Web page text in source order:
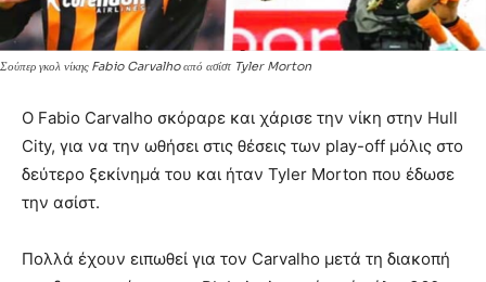
Σούπερ γκολ νίκης Fabio Carvalho από ασίστ Tyler Morton
Ο Fabio Carvalho σκόραρε και χάρισε την νίκη στην Hull
City, για να την ωθήσει στις θέσεις των play-off μόλις στο
δεύτερο ξεκίνημά του και ήταν Tyler Morton που έδωσε
την ασίστ.
Πολλά έχουν ειπωθεί για τον Carvalho μετά τη διακοπή